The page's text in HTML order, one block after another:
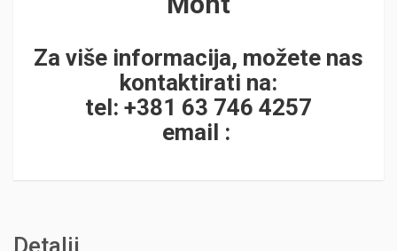
Za više informacija, možete nas
kontaktirati na:
tel: +381 63 746 4257
email :
Detalji